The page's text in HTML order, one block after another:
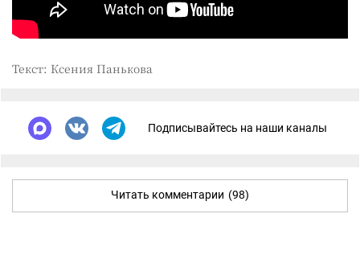
Текст: Ксения Панькова
Подписывайтесь на наши каналы
Читать комментарии (98)